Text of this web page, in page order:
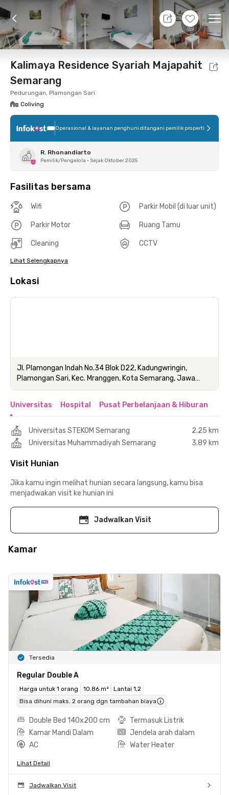
+5
7 Agt 26 - Belum tahu
Foto Fasilitas bersama Lokasi Kamar
Kalimaya Residence Syariah Majapahit
Semarang
Pedurungan, Plamongan Sari
Coliving
Operasional & layanan penghuni ditangani pemilik properti
R. Rhonandiarto
Pemilik/Pengelola • Sejak Oktober 2025
Fasilitas bersama
Wifi Parkir Mobil (di luar unit)
Parkir Motor Ruang Tamu
Cleaning CCTV
Lihat Selengkapnya
Lokasi
Jl. Plamongan Indah No.34 Blok D22, Kadungwringin,
Plamongan Sari, Kec. Mranggen, Kota Semarang, Jawa
Tengah
Universitas
Hospital Pusat Perbelanjaan & Hiburan
Universitas STEKOM Semarang
2.25 km
Universitas Muhammadiyah Semarang
3.89 km
Visit Hunian
Jika kamu ingin melihat hunian secara langsung, kamu bisa
menjadwakan visit ke hunian ini
Jadwalkan Visit
Kamar
Tersedia
Regular Double A
Harga untuk 1 orang 10.86 m²
Lantai 1,2
Bisa dihuni maks. 2 orang dgn tambahan biaya
Double Bed 140x200 cm
Termasuk Listrik
Kamar Mandi Dalam
Jendela arah dalam
AC
Water Heater
Lihat Detail
Jadwalkan Visit